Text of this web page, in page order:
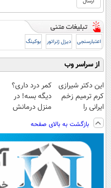
اعتبارسنجی دیزل ژنراتور بوکینگ
از سراسر وب
این دکتر شیرازی
کرم ترمیم زخم
ایرانی را
ساخت!!!
کمر درد داری؟
دیگه بسه! در
منزل درمانش
(◀پرسش‌نامه)
بازگشت به بالای صفحه